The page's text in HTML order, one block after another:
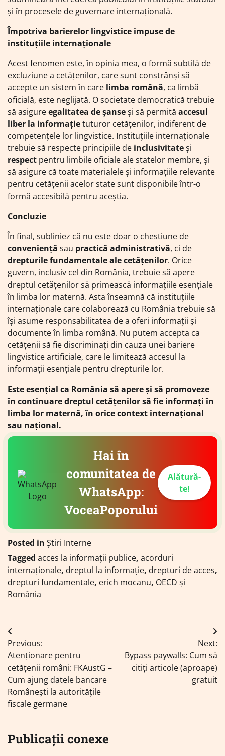
și în procesele de guvernare internațională.
Împotriva barierelor lingvistice impuse de
instituțiile internaționale
Acest fenomen este, în opinia mea, o formă subtilă de
excluziune a cetățenilor, care sunt constrânși să
accepte un sistem în care limba română, ca limbă
oficială, este neglijată. O societate democratică trebuie
să asigureegalitatea de șanseși să permită accesul
liber la informațietuturor cetățenilor, indiferent de
competențele lor lingvistice. Instituțiile internaționale
trebuie să respecte principiile de inclusivitateși
respect pentru limbile oficiale ale statelor membre, și
să asigure că toate materialele și informațiile relevante
pentru cetățenii acelor state sunt disponibile într-o
formă accesibilă pentru aceștia.
Concluzie
În final, subliniez că nu este doar o chestiune de
conveniență sau practică administrativă, ci de
drepturile fundamentale ale cetățenilor. Orice
guvern, inclusiv cel din România, trebuie să apere
dreptul cetățenilor să primească informațiile esențiale
în limba lor maternă. Asta înseamnă că instituțiile
internaționale care colaborează cu România trebuie să
își asume responsabilitatea de a oferi informații și
documente în limba română. Nu putem accepta ca
cetățenii să fie discriminați din cauza unei bariere
lingvistice artificiale, care le limitează accesul la
informații esențiale pentru drepturile lor.
Este esențial ca România să apere și să promoveze
în continuare dreptul cetățenilor să fie informați în
limba lor maternă, în orice context internațional
sau național.
Hai în
comunitatea de
WhatsApp:
VoceaPoporului
Alătură-
te!
Posted in Știri Interne
Tagged acces la informații publice, acorduri
internaționale, dreptul la informație, drepturi de acces,
drepturi fundamentale, erich mocanu, OECD și
România
Navigare
în
articole
Previous:
Atenționare pentru
cetățenii români: FKAustG –
Cum ajung datele bancare
Românești la autoritățile
fiscale germane
Next:
Bypass paywalls: Cum să
citiți articole (aproape)
gratuit
Publicații conexe